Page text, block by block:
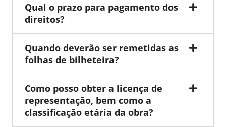
Qual o prazo para pagamento dos
direitos?
Quando deverão ser remetidas as
folhas de bilheteira?
Como posso obter a licença de
representação, bem como a
classificação etária da obra?